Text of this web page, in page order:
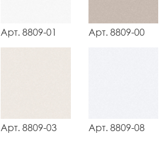
Арт. 8809-01 Арт. 8809-00
Арт. 8809-03 Арт. 8809-08